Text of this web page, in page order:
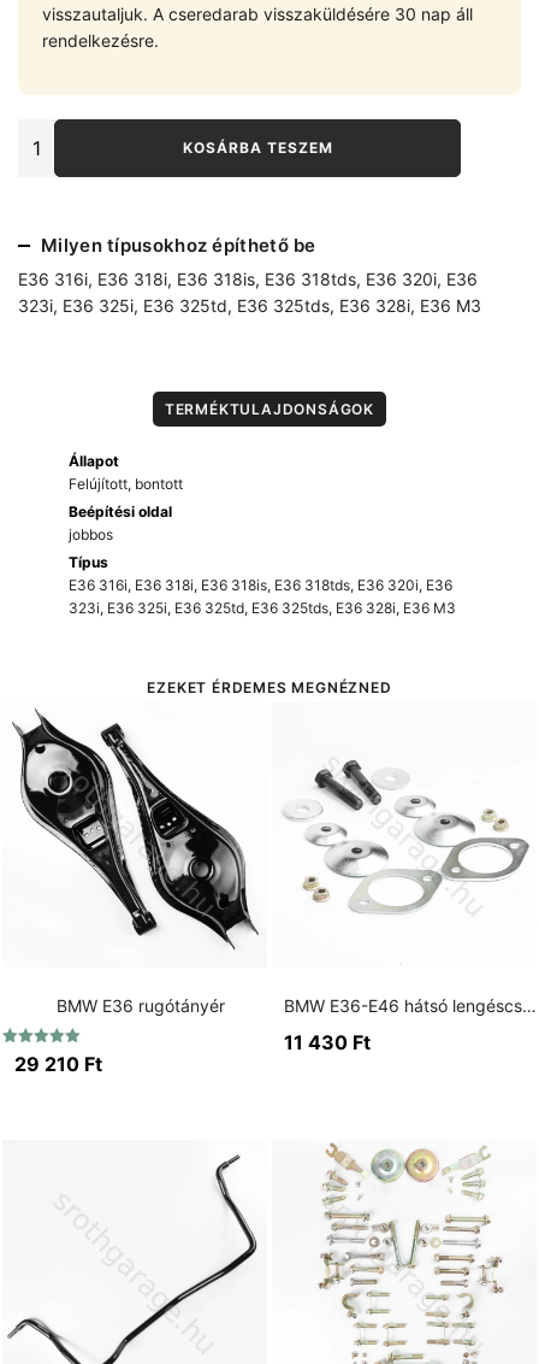
visszautaljuk. A cseredarab visszaküldésére 30 nap áll
rendelkezésre.
Tanktartó
mennyiség
KOSÁRBA TESZEM
Milyen típusokhoz építhető be
E36 316i, E36 318i, E36 318is, E36 318tds, E36 320i, E36
323i, E36 325i, E36 325td, E36 325tds, E36 328i, E36 M3
TERMÉKTULAJDONSÁGOK
Állapot
Felújított, bontott
Beépítési oldal
jobbos
Típus
E36 316i, E36 318i, E36 318is, E36 318tds, E36 320i, E36
323i, E36 325i, E36 325td, E36 325tds, E36 328i, E36 M3
EZEKET ÉRDEMES MEGNÉZNED
BMW E36 rugótányér
Értékelés:
5.00
29 210 Ft
BMW E36-E46 hátsó lengéscsillapító erősített alátét szett + torony erősítő szett
11 430 Ft